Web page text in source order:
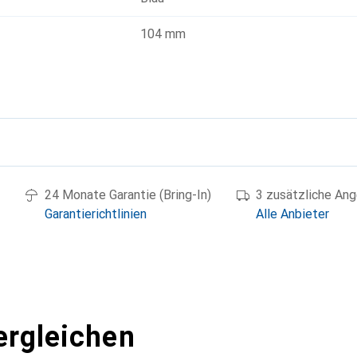
nein
ja
104 mm
24 Monate Garantie (Bring-In)
Garantierichtlinien
3 zusätzliche
Alle Anbieter